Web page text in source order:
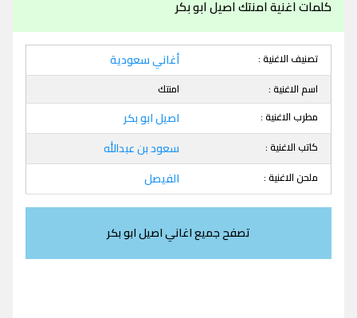
كلمات اغنية امنتك اصيل ابو بكر
تصنيف الاغنية : أغاني سعودية
اسم الاغنية :
امنتك
مطرب الاغنية :
اصيل ابو بكر
كاتب الاغنية : سعود بن عبدالله
ملحن الاغنية : الفيصل
تصفح جميع اغاني اصيل ابو بكر